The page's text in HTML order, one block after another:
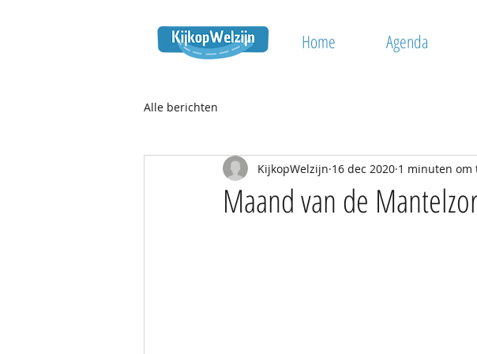
Home Agenda
Alle berichten
Maand van de
KijkopWelzijn 16 dec 2020 1 minuten om